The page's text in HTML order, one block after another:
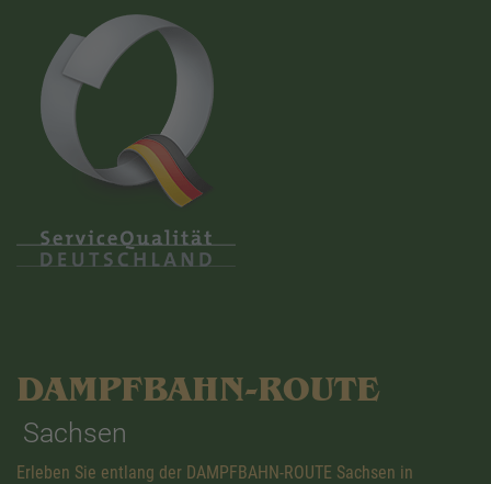
DAMPFBAHN-ROUTE
Sachsen
Erleben Sie entlang der DAMPFBAHN-ROUTE Sachsen in